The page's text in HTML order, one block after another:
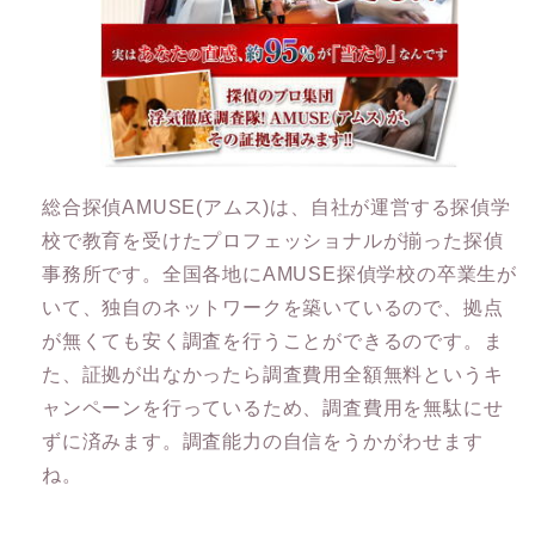
総合探偵AMUSE(アムス)は、自社が運営する探偵学
校で教育を受けたプロフェッショナルが揃った探偵
事務所です。全国各地にAMUSE探偵学校の卒業生が
いて、独自のネットワークを築いているので、拠点
が無くても安く調査を行うことができるのです。ま
た、証拠が出なかったら調査費用全額無料というキ
ャンペーンを行っているため、調査費用を無駄にせ
ずに済みます。調査能力の自信をうかがわせます
ね。